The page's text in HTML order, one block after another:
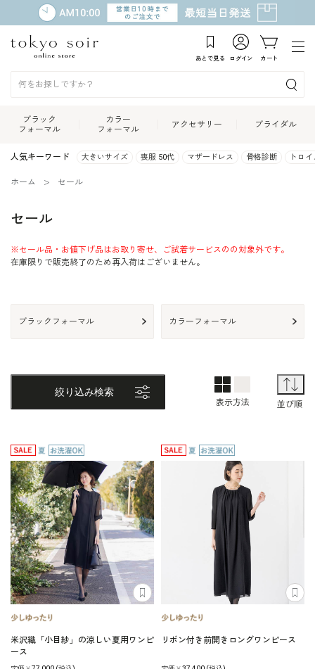
あとで見る ログイン カート
ブラック
フォーマル
カラー
フォーマル
アクセサリー ブライダル
人気キーワード 大きいサイズ 喪服 50代 マザードレス 骨格診断 トロ
ホーム セール
セール
※セール品・お値下げ品はお取り寄せ、ご試着サービスのの対象外です。
在庫限りで販売終了のため再入荷はございません。
ブラックフォーマル カラーフォーマル
絞り込み検索
表示方法
TOP画面表
並び順
米沢織「小目紗」の涼しい夏用ワンピ
ース
リボン付き前開きロングワンピース